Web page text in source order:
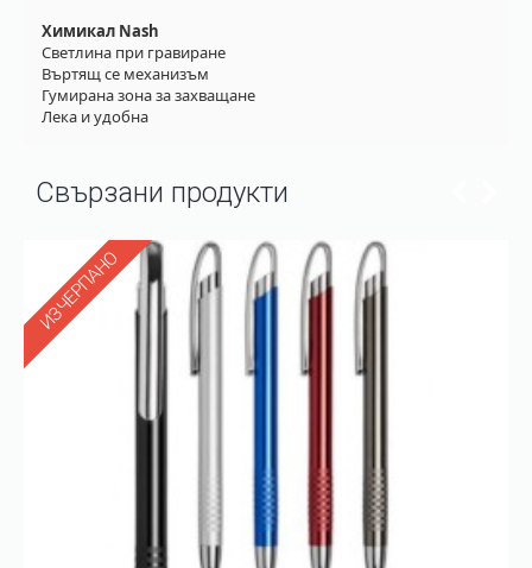
Химикал Nash
Светлина при гравиране
Въртящ се механизъм
Гумирана зона за захващане
Лека и удобна
Свързани продукти
ИЗЧЕРПАНО